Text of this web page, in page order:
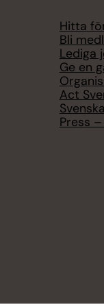
Hitta
Bli
Lediga
Ge en
Act
Press